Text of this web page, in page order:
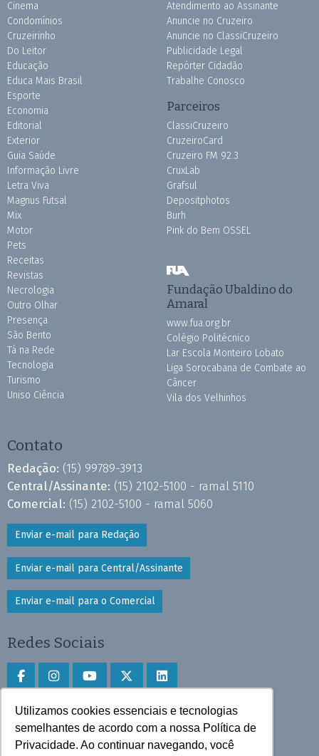
Utilizamos cookies essenciais e tecnologias
semelhantes de acordo com a nossa Política de
Privacidade. Ao continuar navegando, você
Cinema
Condomínios
Cruzeirinho
Do Leitor
Educação
Educa Mais Brasil
Esporte
Economia
Editorial
Exterior
Guia Saúde
Informação Livre
Letra Viva
Magnus Futsal
Mix
Motor
Pets
Receitas
Revistas
Necrologia
Outro Olhar
Presença
São Bento
Tá na Rede
Tecnologia
Turismo
Uniso Ciência
Atendimento ao Assinante
Anuncie no Cruzeiro
Anuncie no ClassiCruzeiro
Publicidade Legal
Repórter Cidadão
Trabalhe Conosco
Parceiros
ClassiCruzeiro
CruzeiroCard
Cruzeiro FM 92.3
CruxLab
Grafsul
Depositphotos
Burh
Pink do Bem OSSEL
Fundação Ubaldino do
Amaral
www.fua.org.br
Colégio Politécnico
Lar Escola Monteiro Lobato
Liga Sorocabana de Combate ao
Câncer
Vila dos Velhinhos
Contato
Redação: (15) 99789-3913
Central/Assinante: (15) 2102-5100 - ramal 5110
Comercial: (15) 2102-5100 - ramal 5060
Enviar e-mail para Redação
Enviar e-mail para Central/Assinante
Enviar e-mail para o Comercial
Redes Sociais
Faça download do aplicativo
Play Store e App Store